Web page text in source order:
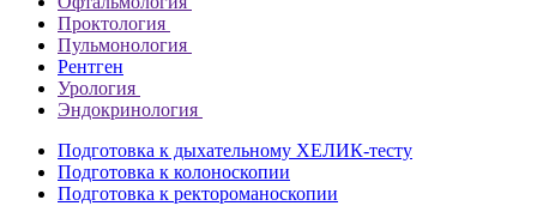
Проктология
Пульмонология
Рентген
Урология
Эндокринология
Подготовка к дыхательному ХЕЛИК-тесту
Подготовка к колоноскопии
Подготовка к ректороманоскопии